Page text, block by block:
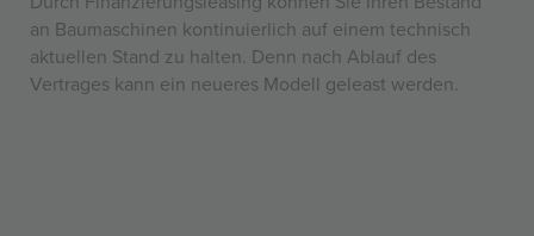
an Baumaschinen kontinuierlich auf einem technisch
aktuellen Stand zu halten. Denn nach Ablauf des
Vertrages kann ein neueres Modell geleast werden.